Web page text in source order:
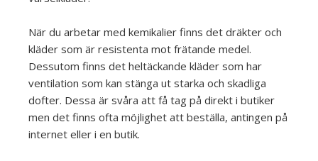
När du arbetar med kemikalier finns det dräkter och
kläder som är resistenta mot frätande medel.
Dessutom finns det heltäckande kläder som har
ventilation som kan stänga ut starka och skadliga
dofter. Dessa är svåra att få tag på direkt i butiker
men det finns ofta möjlighet att beställa, antingen på
internet eller i en butik.